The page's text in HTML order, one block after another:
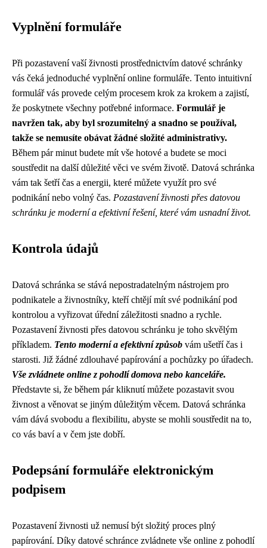
Vyplnění formuláře
Při pozastavení vaší živnosti prostřednictvím datové schránky
vás čeká jednoduché vyplnění online formuláře. Tento intuitivní
formulář vás provede celým procesem krok za krokem a zajistí,
že poskytnete všechny potřebné informace. Formulář je
navržen tak, aby byl srozumitelný a snadno se používal,
takže se nemusíte obávat žádné složité administrativy.
Během pár minut budete mít vše hotové a budete se moci
soustředit na další důležité věci ve svém životě. Datová schránka
vám tak šetří čas a energii, které můžete využít pro své
podnikání nebo volný čas. Pozastavení živnosti přes datovou
schránku je moderní a efektivní řešení, které vám usnadní život.
Kontrola údajů
Datová schránka se stává nepostradatelným nástrojem pro
podnikatele a živnostníky, kteří chtějí mít své podnikání pod
kontrolou a vyřizovat úřední záležitosti snadno a rychle.
Pozastavení živnosti přes datovou schránku je toho skvělým
příkladem. Tento moderní a efektivní způsob vám ušetří čas i
starosti. Již žádné zdlouhavé papírování a pochůzky po úřadech.
Vše zvládnete online z pohodlí domova nebo kanceláře.
Představte si, že během pár kliknutí můžete pozastavit svou
živnost a věnovat se jiným důležitým věcem. Datová schránka
vám dává svobodu a flexibilitu, abyste se mohli soustředit na to,
co vás baví a v čem jste dobří.
Podepsání formuláře elektronickým
podpisem
Pozastavení živnosti už nemusí být složitý proces plný
papírování. Díky datové schránce zvládnete vše online z pohodlí